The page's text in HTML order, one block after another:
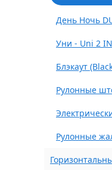
День Ночь
Уни - Uni 2
Блэкаут
Рулонные
Рулонные